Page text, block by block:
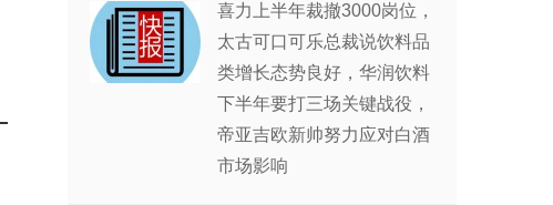
喜力上半年裁撤3000岗位，
太古可口可乐总裁说饮料品
类增长态势良好，华润饮料
下半年要打三场关键战役，
帝亚吉欧新帅努力应对白酒
市场影响